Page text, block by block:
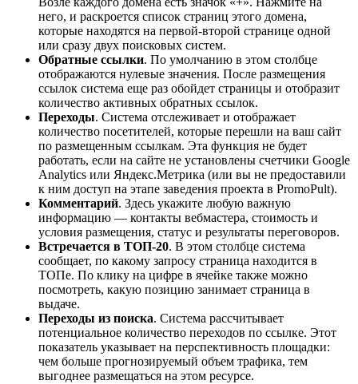
него, и раскроется список страниц этого домена,
которые находятся на первой-второй странице одной
или сразу двух поисковых систем.
Обратные ссылки. По умолчанию в этом столбце
отображаются нулевые значения. После размещения
ссылок система еще раз обойдет страницы и отобразит
количество активных обратных ссылок.
Переходы. Система отслеживает и отображает
количество посетителей, которые перешли на ваш сайт
по размещенным ссылкам. Эта функция не будет
работать, если на сайте не установлены счетчики Google
Analytics или Яндекс.Метрика (или вы не предоставили
к ним доступ на этапе заведения проекта в PromoPult).
Комментарий. Здесь укажите любую важную
информацию — контакты вебмастера, стоимость и
условия размещения, статус и результаты переговоров.
Встречается в ТОП-20. В этом столбце система
сообщает, по какому запросу страница находится в
ТОПе. По клику на цифре в ячейке также можно
посмотреть, какую позицию занимает страница в
выдаче.
Переходы из поиска. Система рассчитывает
потенциальное количество переходов по ссылке. Этот
показатель указывает на перспективность площадки:
чем больше прогнозируемый объем трафика, тем
выгоднее размещаться на этом ресурсе.